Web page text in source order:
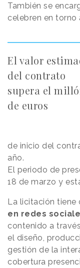
También se
celebren en torno
El valor
del contrato
supera el
de euros
de inicio del
año.
El periodo de
18 de marzo y
La licitación
en redes
contenido a
el diseño,
gestión de la
cobertura